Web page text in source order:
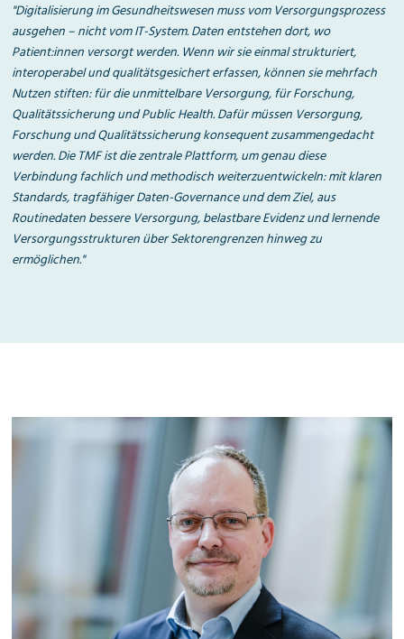
"Digitalisierung im Gesundheitswesen muss vom Versorgungsprozess
ausgehen – nicht vom IT-System. Daten entstehen dort, wo
Patient:innen versorgt werden. Wenn wir sie einmal strukturiert,
interoperabel und qualitätsgesichert erfassen, können sie mehrfach
Nutzen stiften: für die unmittelbare Versorgung, für Forschung,
Qualitätssicherung und Public Health. Dafür müssen Versorgung,
Forschung und Qualitätssicherung konsequent zusammengedacht
werden. Die TMF ist die zentrale Plattform, um genau diese
Verbindung fachlich und methodisch weiterzuentwickeln: mit klaren
Standards, tragfähiger Daten-Governance und dem Ziel, aus
Routinedaten bessere Versorgung, belastbare Evidenz und lernende
Versorgungsstrukturen über Sektorengrenzen hinweg zu
ermöglichen."